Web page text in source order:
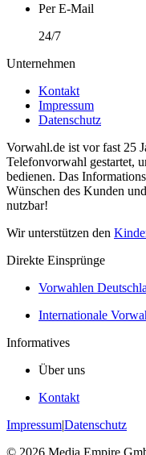
Per E-Mail
24/7
Unternehmen
Kontakt
Impressum
Datenschutz
Vorwahl.de ist vor fast 25
Telefonvorwahl gestartet,
bedienen. Das
Wünschen des Kunden
nutzbar!
Wir unterstützen den
Direkte Einsprünge
Vorwahlen
Internationale
Informatives
Über uns
Kontakt
Impressum|Datenschutz
© 2026 Media Empire